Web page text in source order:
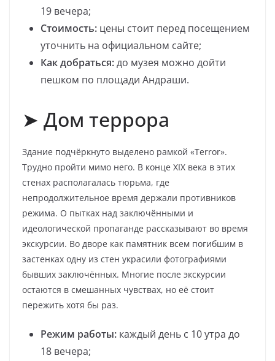
19 вечера;
Стоимость: цены стоит перед посещением
уточнить на официальном сайте;
Как добраться:до музея можно дойти
пешком по площади Андраши.
➤ Дом террора
Здание подчёркнуто выделено рамкой «Terror».
Трудно пройти мимо него. В конце XIX века в этих
стенах располагалась тюрьма, где
непродолжительное время держали противников
режима. О пытках над заключёнными и
идеологической пропаганде рассказывают во время
экскурсии. Во дворе как памятник всем погибшим в
застенках одну из стен украсили фотографиями
бывших заключённых. Многие после экскурсии
остаются в смешанных чувствах, но её стоит
пережить хотя бы раз.
Режим работы: каждый день с 10 утра до
18 вечера;